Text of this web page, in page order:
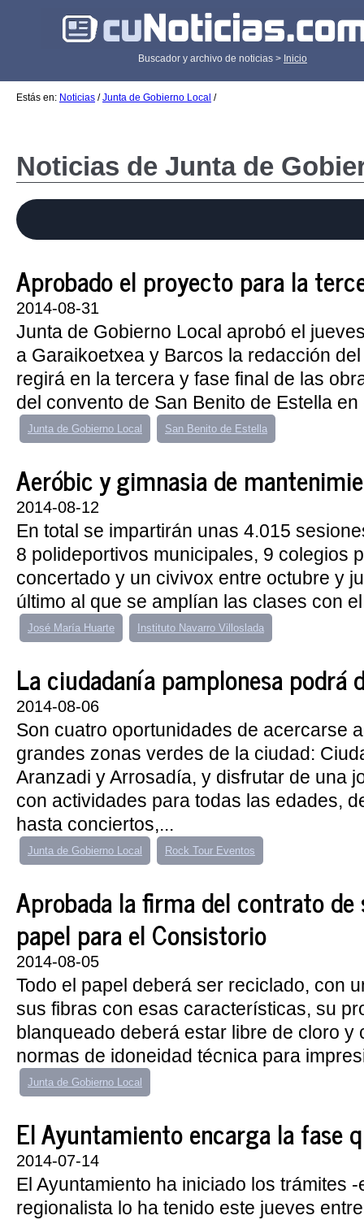
Buscador y archivo de noticias > Inicio
Estás en: Noticias /Junta de Gobierno Local /
Noticias de Junta de
Aprobado el proyecto para la
2014-08-31
Junta de Gobierno Local aprobó el
a Garaikoetxea y Barcos la redacción
regirá en la tercera y fase final de las
del convento de San Benito de Estella en
Junta de Gobierno Local San Benito de Estella
Aeróbic y gimnasia de
2014-08-12
En total se impartirán unas 4.015
8 polideportivos municipales, 9 colegios
concertado y un civivox entre octubre y
último al que se amplían las clases con
José María Huarte Instituto Navarro Villoslada
La ciudadanía pamplonesa podrá
2014-08-06
Son cuatro oportunidades de acercarse
grandes zonas verdes de la ciudad:
Aranzadi y Arrosadía, y disfrutar de una
con actividades para todas las edades,
hasta conciertos,...
Junta de Gobierno Local Rock Tour Eventos
Aprobada la firma del contrato
papel para el Consistorio
2014-08-05
Todo el papel deberá ser reciclado, con
sus fibras con esas características, su
blanqueado deberá estar libre de cloro y
normas de idoneidad técnica para
Junta de Gobierno Local
El Ayuntamiento encarga la fase
2014-07-14
El Ayuntamiento ha iniciado los trámites
regionalista lo ha tenido este jueves